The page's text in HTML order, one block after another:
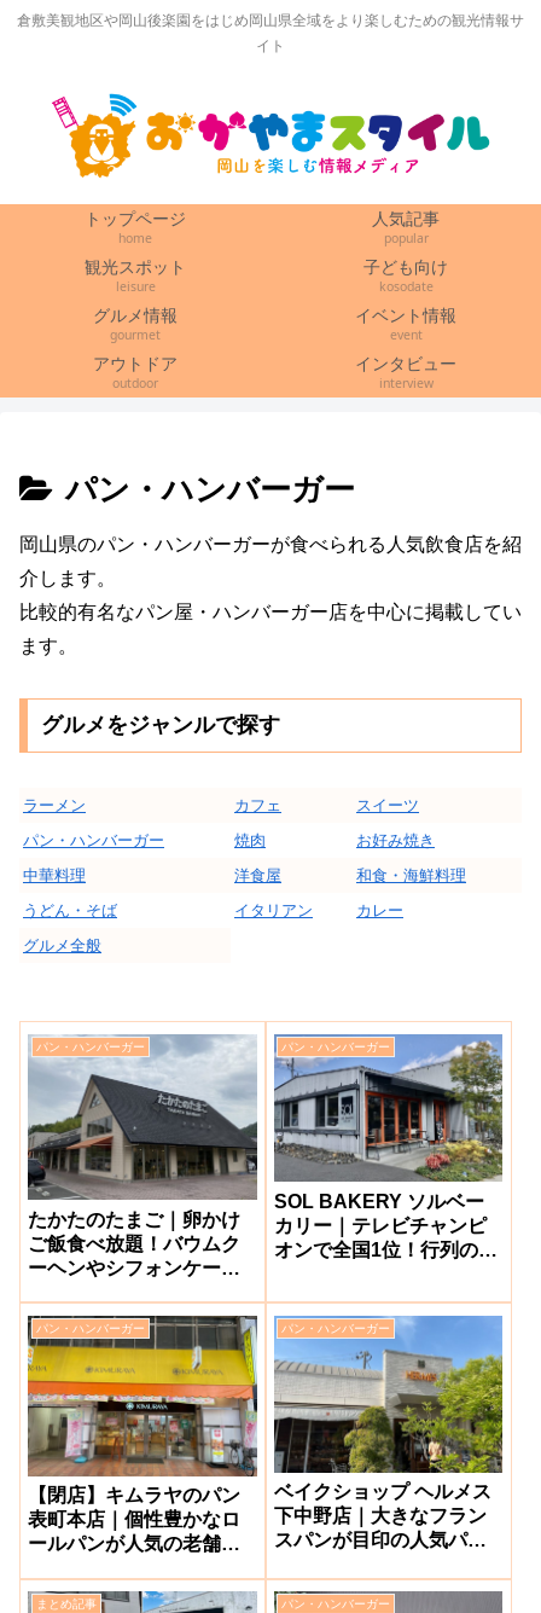
倉敷美観地区や岡山後楽園をはじめ岡山県全域をより楽しむための観光情報サ
イト
トップページ
home
人気記事
popular
観光スポット
leisure
子ども向け
kosodate
グルメ情報
gourmet
イベント情報
event
アウトドア
outdoor
インタビュー
interview
パン・ハンバーガー
岡山県のパン・ハンバーガーが食べられる人気飲食店を紹
介します。
比較的有名なパン屋・ハンバーガー店を中心に掲載してい
ます。
グルメをジャンルで探す
ラーメン カフェ
スイーツ
パン・ハンバーガー
焼肉
お好み焼き
中華料理
洋食屋
和食・海鮮料理
うどん・そば
イタリアン
カレー
グルメ全般
パン・ハンバーガー
たかたのたまご｜卵かけ
ご飯食べ放題！バウムク
ーヘンやシフォンケーキ
市】
パン・ハンバーガー
SOL BAKERY ソルベー
カリー｜テレビチャンピ
オンで全国1位！行列ので
山県里庄町】
パン・ハンバーガー
【閉店】キムラヤのパン
表町本店｜個性豊かなロ
ールパンが人気の老舗パ
北区】
パン・ハンバーガー
ベイクショップ ヘルメス
下中野店｜大きなフラン
スパンが目印の人気パン
まとめ記事 パン・ハンバーガー